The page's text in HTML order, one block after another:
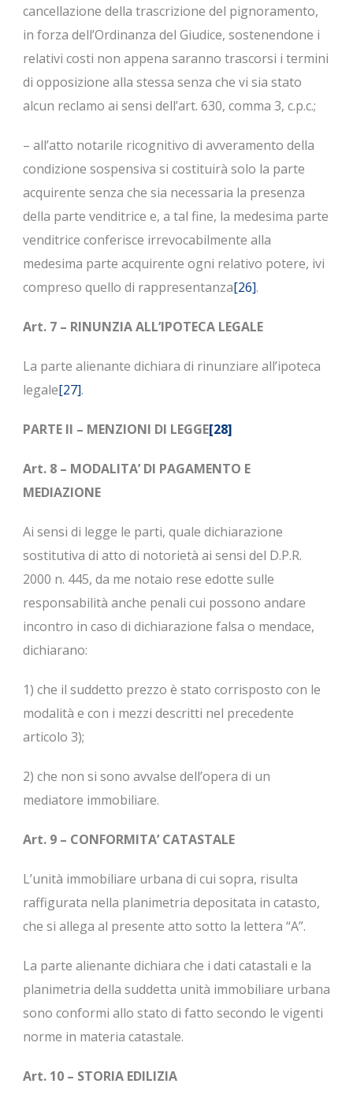
cancellazione della trascrizione del pignoramento,
in forza dell’Ordinanza del Giudice, sostenendone i
relativi costi non appena saranno trascorsi i termini
di opposizione alla stessa senza che vi sia stato
alcun reclamo ai sensi dell’art. 630, comma 3, c.p.c.;
– all’atto notarile ricognitivo di avveramento della
condizione sospensiva si costituirà solo la parte
acquirente senza che sia necessaria la presenza
della parte venditrice e, a tal fine, la medesima parte
venditrice conferisce irrevocabilmente alla
medesima parte acquirente ogni relativo potere, ivi
compreso quello di rappresentanza[26].
Art. 7 – RINUNZIA ALL’IPOTECA LEGALE
La parte alienante dichiara di rinunziare all’ipoteca
legale[27].
PARTE II – MENZIONI DI LEGGE[28]
Art. 8 – MODALITA’ DI PAGAMENTO E
MEDIAZIONE
Ai sensi di legge le parti, quale dichiarazione
sostitutiva di atto di notorietà ai sensi del D.P.R.
2000 n. 445, da me notaio rese edotte sulle
responsabilità anche penali cui possono andare
incontro in caso di dichiarazione falsa o mendace,
dichiarano:
1) che il suddetto prezzo è stato corrisposto con le
modalità e con i mezzi descritti nel precedente
articolo 3);
2) che non si sono avvalse dell’opera di un
mediatore immobiliare.
Art. 9 – CONFORMITA’ CATASTALE
L’unità immobiliare urbana di cui sopra, risulta
raffigurata nella planimetria depositata in catasto,
che si allega al presente atto sotto la lettera “A”.
La parte alienante dichiara che i dati catastali e la
planimetria della suddetta unità immobiliare urbana
sono conformi allo stato di fatto secondo le vigenti
norme in materia catastale.
Art. 10 – STORIA EDILIZIA